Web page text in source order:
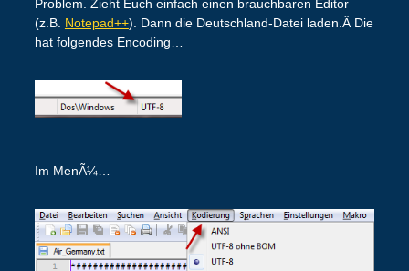
Problem. Zieht Euch einfach einen brauchbaren Editor
(z.B. Notepad++). Dann die Deutschland-Datei laden.Â Die
hat folgendes Encoding…
Im MenÃ¼…